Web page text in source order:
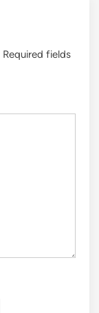
Required fields